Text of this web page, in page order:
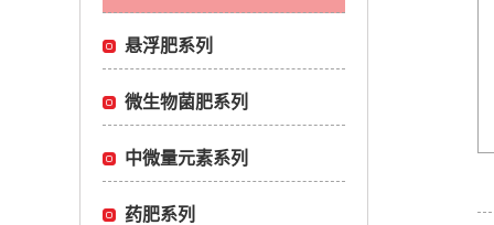
悬浮肥系列
微生物菌肥系列
中微量元素系列
药肥系列